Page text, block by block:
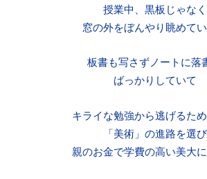
授業中、黒板じゃなく
窓の外をぼんやり眺めてい
板書も写さずノートに落
ばっかりしていて
キライな勉強から逃げるた
「美術」の進路を選び
親のお金で学費の高い美大